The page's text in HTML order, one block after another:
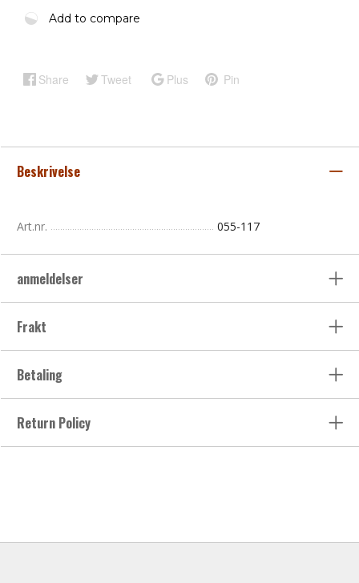
Add to compare
Share Tweet Plus Pin
Beskrivelse
Art.nr. 055-117
anmeldelser
Frakt
Betaling
Return Policy